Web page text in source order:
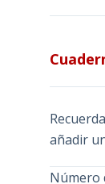
añadir
Número